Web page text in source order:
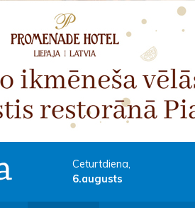
Ceturtdiena,
6.augusts